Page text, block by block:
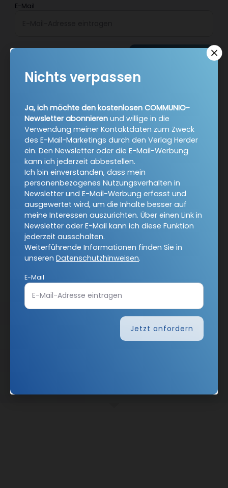
E-Mail
AGB und Widerrufsbelehrung
Datenschutz
Barrierefreiheit
Impressum
Vertrag widerrufen
Abo online kündigen
Nichts verpassen
Ja, ich möchte den kostenlosen COMMUNIO-
Newsletter abonnieren und willige in die
Verwendung meiner Kontaktdaten zum Zweck
des E-Mail-Marketings durch den Verlag Herder
ein. Den Newsletter oder die E-Mail-Werbung
kann ich jederzeit abbestellen.
Ich bin einverstanden, dass mein
personenbezogenes Nutzungsverhalten in
Newsletter und E-Mail-Werbung erfasst und
ausgewertet wird, um die Inhalte besser auf
meine Interessen auszurichten. Über einen Link in
Newsletter oder E-Mail kann ich diese Funktion
jederzeit ausschalten.
Weiterführende Informationen finden Sie in
unseren Datenschutzhinweisen.
E-Mail
Jetzt anfordern